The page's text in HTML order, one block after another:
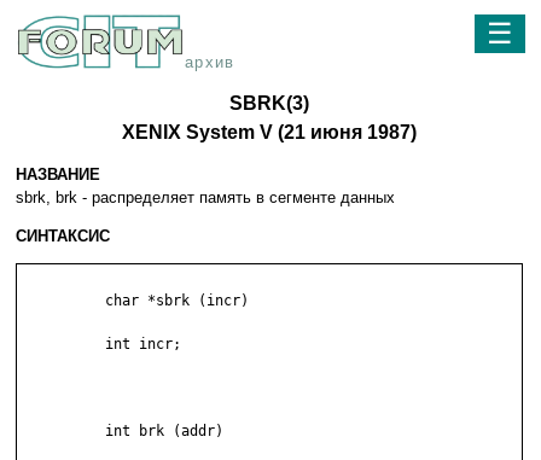
архив
☰
SBRK(3)
XENIX System V (21 июня 1987)
НАЗВАНИЕ
sbrk, brk - pacпpeдeляeт пaмять в ceгмeнтe дaнныx
СИНТАКСИС
          char *sbrk (incr)
          int incr;
          int brk (addr)